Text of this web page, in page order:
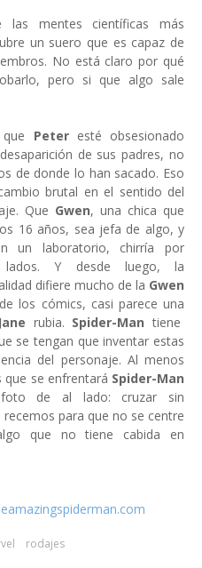
las mentes científicas más
un suero que es capaz de
No está claro por qué
pero si que algo sale
Peter esté obsesionado
de sus padres, no
de donde lo han sacado. Eso
brutal en el sentido del
Que Gwen, una chica que
16 años, sea jefa de algo, y
un laboratorio, chirría por
lados. Y desde luego, la
difiere mucho de la Gwen
de los cómics, casi parece una
rubia. Spider-Man tiene
se tengan que inventar estas
del personaje. Al menos
que se enfrentará Spider-Man
de al lado: cruzar sin
para que no se centre
que no tiene cabida en
rodajes